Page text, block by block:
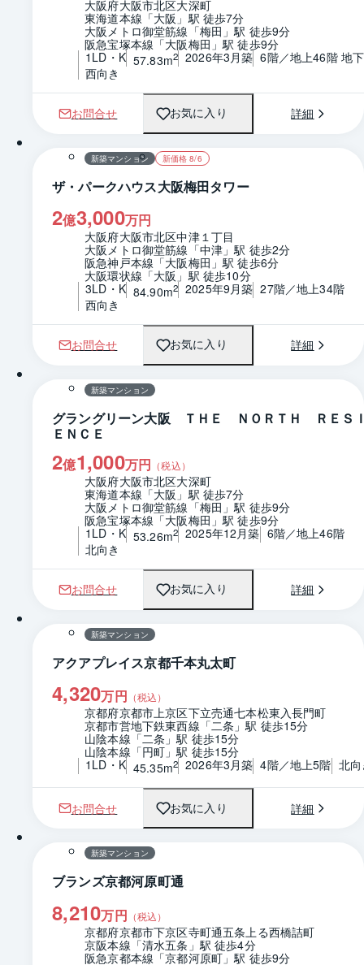
大阪府大阪市北区大深町
東海道本線「大阪」駅 徒歩7分
大阪メトロ御堂筋線「梅田」駅 徒歩9分
阪急宝塚本線「大阪梅田」駅 徒歩9分
1LD・K 57.83m2 2026年3月築 6階／地上46階 地
西向き
お問合せ お気に入り 詳細
1 / 0 間取り
新築マンション 新価格 8/6
ザ・パークハウス大阪梅田タワー
2億3,000万円
大阪府大阪市北区中津１丁目
大阪メトロ御堂筋線「中津」駅 徒歩2分
阪急神戸本線「大阪梅田」駅 徒歩6分
大阪環状線「大阪」駅 徒歩10分
3LD・K 84.90m2 2025年9月築 27階／地上34階
西向き
お問合せ お気に入り 詳細
1 / 0 間取り
新築マンション
グラングリーン大阪 ＴＨＥ ＮＯＲＴＨ ＲＥＳ
ＥＮＣＥ
2億1,000万円 （税込）
大阪府大阪市北区大深町
東海道本線「大阪」駅 徒歩7分
大阪メトロ御堂筋線「梅田」駅 徒歩9分
阪急宝塚本線「大阪梅田」駅 徒歩9分
1LD・K 53.26m2 2025年12月築 6階／地上46階
北向き
お問合せ お気に入り 詳細
1 / 0 間取り
新築マンション
アクアプレイス京都千本丸太町
4,320万円 （税込）
京都府京都市上京区下立売通七本松東入長門町
京都市営地下鉄東西線「二条」駅 徒歩15分
山陰本線「二条」駅 徒歩15分
山陰本線「円町」駅 徒歩15分
1LD・K 45.35m2 2026年3月築 4階／地上5階 北
お問合せ お気に入り 詳細
1 / 0 間取り
新築マンション
ブランズ京都河原町通
8,210万円 （税込）
京都府京都市下京区寺町通五条上る西橋詰町
京阪本線「清水五条」駅 徒歩4分
阪急京都本線「京都河原町」駅 徒歩9分